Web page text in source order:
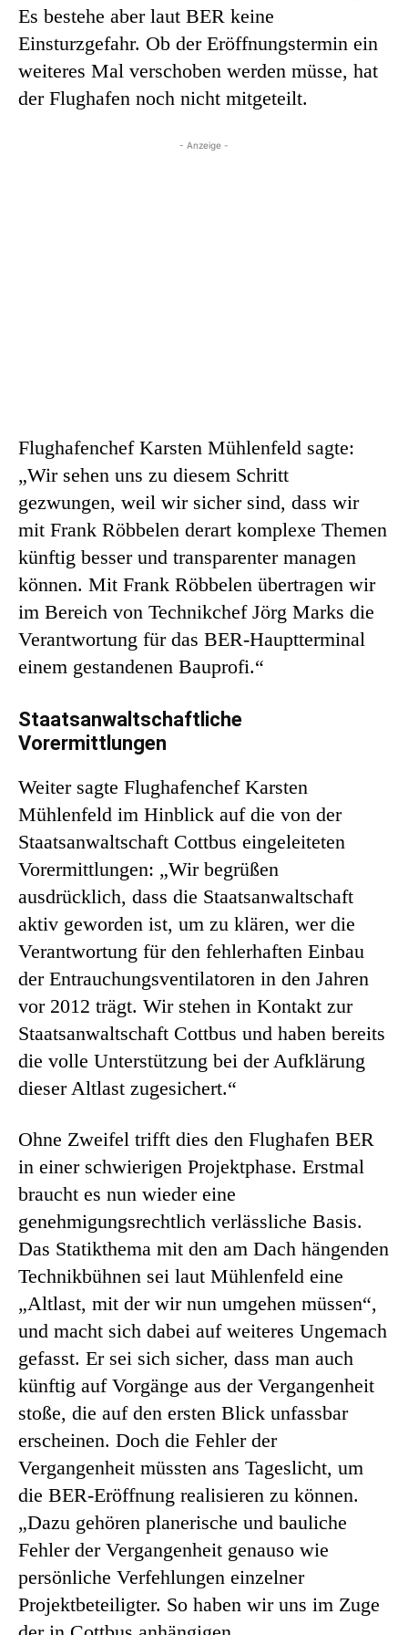
Es bestehe aber laut BER keine
Einsturzgefahr. Ob der Eröffnungstermin ein
weiteres Mal verschoben werden müsse, hat
der Flughafen noch nicht mitgeteilt.
- Anzeige -
Flughafenchef Karsten Mühlenfeld sagte:
„Wir sehen uns zu diesem Schritt
gezwungen, weil wir sicher sind, dass wir
mit Frank Röbbelen derart komplexe Themen
künftig besser und transparenter managen
können. Mit Frank Röbbelen übertragen wir
im Bereich von Technikchef Jörg Marks die
Verantwortung für das BER-Hauptterminal
einem gestandenen Bauprofi.“
Staatsanwaltschaftliche
Vorermittlungen
Weiter sagte Flughafenchef Karsten
Mühlenfeld im Hinblick auf die von der
Staatsanwaltschaft Cottbus eingeleiteten
Vorermittlungen: „Wir begrüßen
ausdrücklich, dass die Staatsanwaltschaft
aktiv geworden ist, um zu klären, wer die
Verantwortung für den fehlerhaften Einbau
der Entrauchungsventilatoren in den Jahren
vor 2012 trägt. Wir stehen in Kontakt zur
Staatsanwaltschaft Cottbus und haben bereits
die volle Unterstützung bei der Aufklärung
dieser Altlast zugesichert.“
Ohne Zweifel trifft dies den Flughafen BER
in einer schwierigen Projektphase. Erstmal
braucht es nun wieder eine
genehmigungsrechtlich verlässliche Basis.
Das Statikthema mit den am Dach hängenden
Technikbühnen sei laut Mühlenfeld eine
„Altlast, mit der wir nun umgehen müssen“,
und macht sich dabei auf weiteres Ungemach
gefasst. Er sei sich sicher, dass man auch
künftig auf Vorgänge aus der Vergangenheit
stoße, die auf den ersten Blick unfassbar
erscheinen. Doch die Fehler der
Vergangenheit müssten ans Tageslicht, um
die BER-Eröffnung realisieren zu können.
„Dazu gehören planerische und bauliche
Fehler der Vergangenheit genauso wie
persönliche Verfehlungen einzelner
Projektbeteiligter. So haben wir uns im Zuge